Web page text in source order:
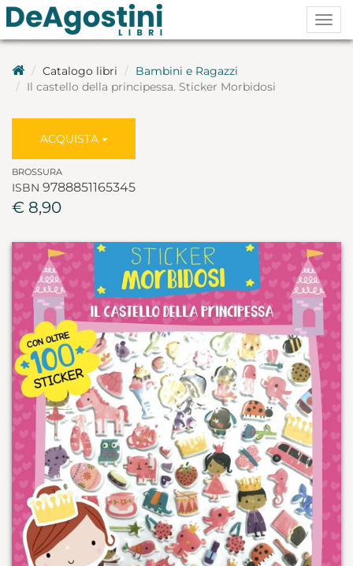
Catalogo libri
Bambini e Ragazzi
Il castello della principessa. Sticker Morbidosi
ACQUISTA
BROSSURA
ISBN 9788851165345
€ 8,90